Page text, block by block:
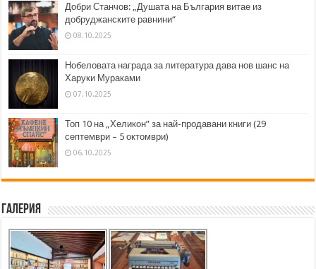
Добри Станчов: „Душата на България витае из
добруджанските равнини“
08.10.2025
Нобеловата награда за литература дава нов шанс на
Харуки Мураками
07.10.2025
Топ 10 на „Хеликон” за най-продавани книги (29
септември – 5 октомври)
06.10.2025
Галерия